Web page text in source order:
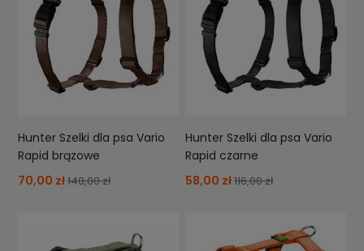
Hunter Szelki dla psa Vario
Rapid brązowe
70,00 zł140,00 zł
Hunter Szelki dla psa Vario
Rapid czarne
58,00 zł116,00 zł